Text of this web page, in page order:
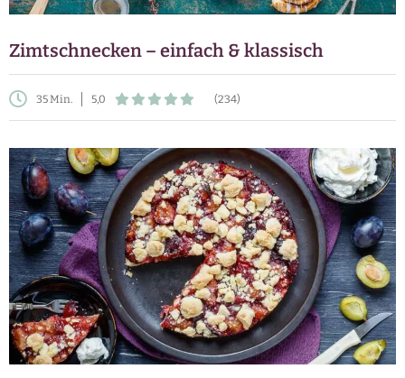
Zimtschnecken – einfach & klassisch
35 Min. 5,0 (234)